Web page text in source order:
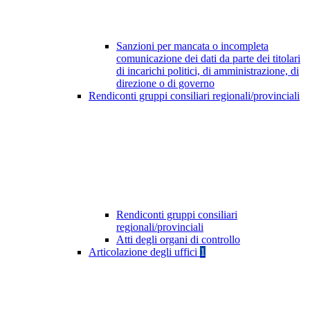
Sanzioni per mancata o incompleta
comunicazione dei dati da parte dei titolari
di incarichi politici, di amministrazione, di
direzione o di governo
Rendiconti gruppi consiliari regionali/provinciali
Rendiconti gruppi consiliari
regionali/provinciali
Atti degli organi di controllo
Articolazione degli uffici 1